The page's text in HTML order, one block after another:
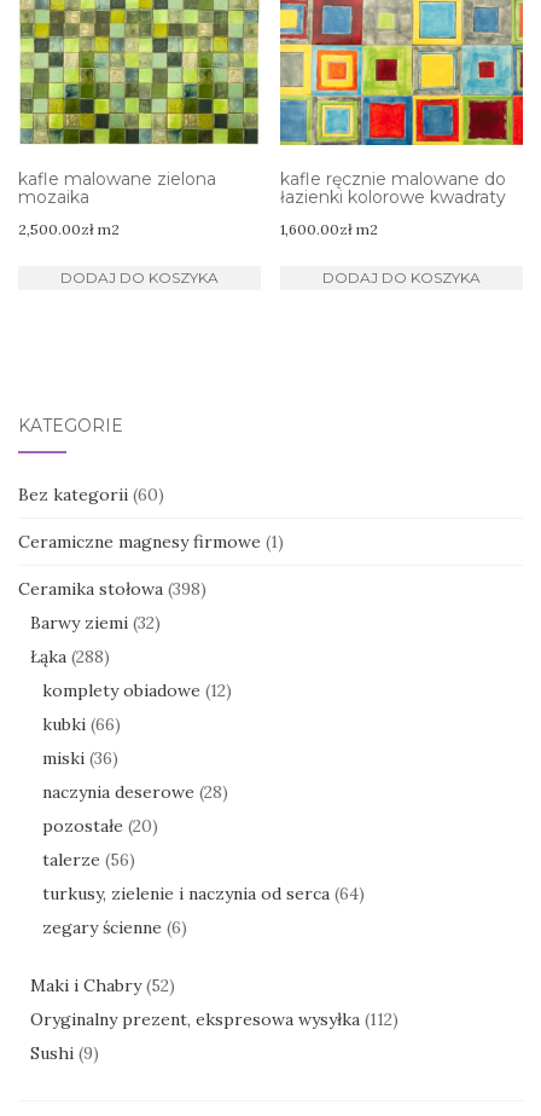
kafle malowane zielona
mozaika
2,500.00zł m2
DODAJ DO KOSZYKA
kafle ręcznie malowane do
łazienki kolorowe kwadraty
1,600.00zł m2
DODAJ DO KOSZYKA
KATEGORIE
Bez kategorii (60)
Ceramiczne magnesy firmowe (1)
Ceramika stołowa (398)
Barwy ziemi (32)
Łąka (288)
komplety obiadowe (12)
kubki (66)
miski (36)
naczynia deserowe (28)
pozostałe (20)
talerze (56)
turkusy, zielenie i naczynia od serca (64)
zegary ścienne (6)
Maki i Chabry (52)
Oryginalny prezent, ekspresowa wysyłka (112)
Sushi (9)